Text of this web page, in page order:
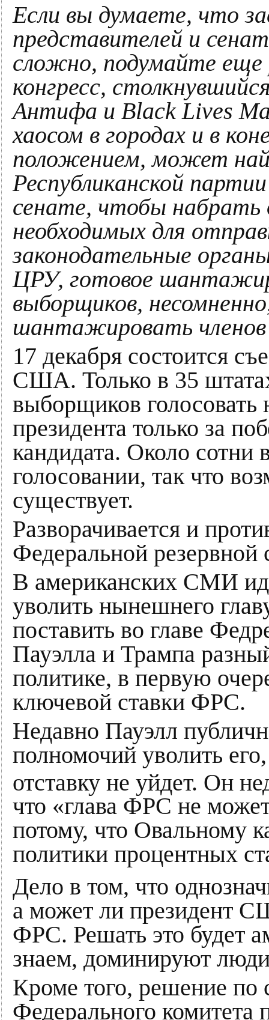
Если вы думаете, что
представителей и
сложно, подумайте еще
конгресс,
Антифа и Black Lives
хаосом в городах и в
положением, может
Республиканской
сенате, чтобы набрать
необходимых для
законодательные
ЦРУ, готовое
выборщиков,
шантажировать членов
17 декабря состоится
США. Только в 35
выборщиков голосовать
президента только за
кандидата. Около
голосовании, так что
существует.
Разворачивается и
Федеральной
В американских СМИ
уволить нынешнего
поставить во главе
Пауэлла и Трампа
политике, в первую
ключевой ставки ФРС.
Недавно Пауэлл
полномочий уволить
отставку не уйдет. Он
что «глава ФРС не
потому, что Овальному
политики процентных
Дело в том, что
а может ли президент
ФРС. Решать это будет
знаем, доминируют
Кроме того, решение по
Федерального